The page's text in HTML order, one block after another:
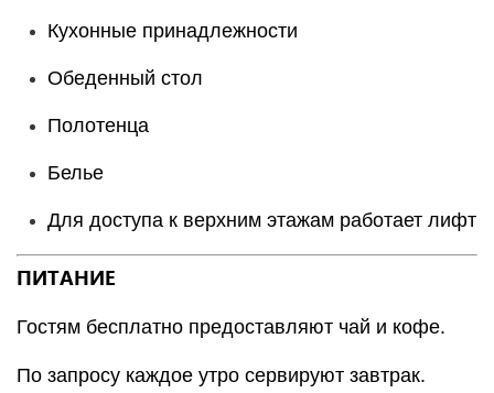
Кухонные принадлежности
Обеденный стол
Полотенца
Белье
Для доступа к верхним этажам работает лифт
ПИТАНИЕ
Гостям бесплатно предоставляют чай и кофе.
По запросу каждое утро сервируют завтрак.